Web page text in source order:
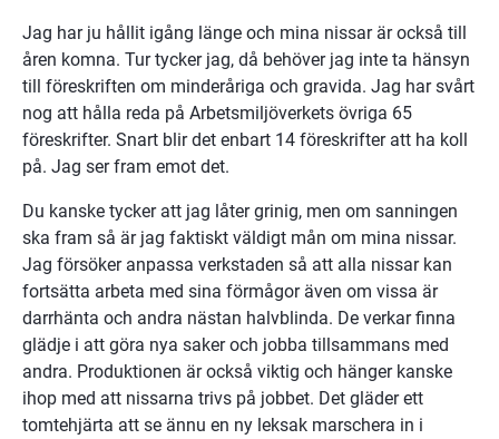
Jag har ju hållit igång länge och mina nissar är också till
åren komna. Tur tycker jag, då behöver jag inte ta hänsyn
till föreskriften om minderåriga och gravida. Jag har svårt
nog att hålla reda på Arbetsmiljöverkets övriga 65
föreskrifter. Snart blir det enbart 14 föreskrifter att ha koll
på. Jag ser fram emot det.
Du kanske tycker att jag låter grinig, men om sanningen
ska fram så är jag faktiskt väldigt mån om mina nissar.
Jag försöker anpassa verkstaden så att alla nissar kan
fortsätta arbeta med sina förmågor även om vissa är
darrhänta och andra nästan halvblinda. De verkar finna
glädje i att göra nya saker och jobba tillsammans med
andra. Produktionen är också viktig och hänger kanske
ihop med att nissarna trivs på jobbet. Det gläder ett
tomtehjärta att se ännu en ny leksak marschera in i